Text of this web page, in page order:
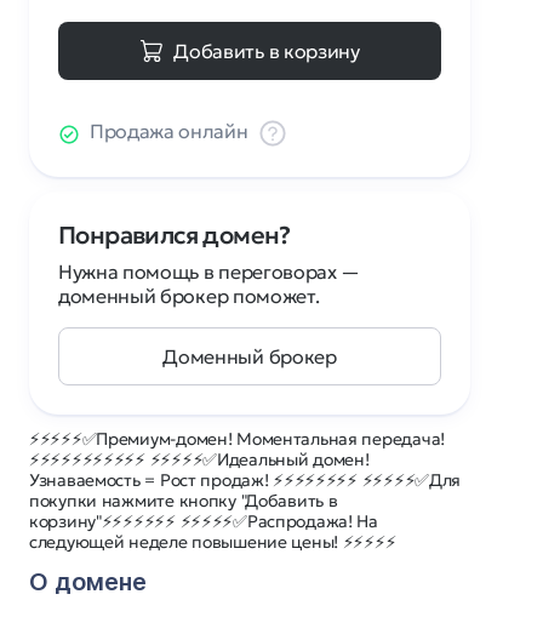
⚡⚡⚡⚡⚡✅Премиум-домен! Моментальная передача!
⚡⚡⚡⚡⚡⚡⚡⚡⚡⚡⚡ ⚡⚡⚡⚡⚡✅Идеальный домен!
Узнаваемость = Рост продаж! ⚡⚡⚡⚡⚡⚡⚡⚡ ⚡⚡⚡⚡⚡✅Для
покупки нажмите кнопку "Добавить в
корзину"⚡⚡⚡⚡⚡⚡⚡ ⚡⚡⚡⚡⚡✅Распродажа! На
следующей неделе повышение цены! ⚡⚡⚡⚡⚡
О домене
Добавить в корзину
Продажа онлайн
Понравился домен?
Нужна помощь в переговорах —
доменный брокер поможет.
Доменный брокер